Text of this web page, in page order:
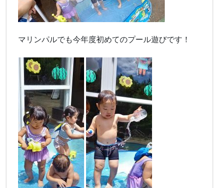
マリンパルでも今年度初めてのプール遊びです！